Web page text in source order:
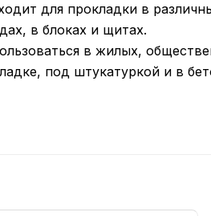
для прокладки в
в блоках и щитах.
в жилых,
под штукатуркой и в